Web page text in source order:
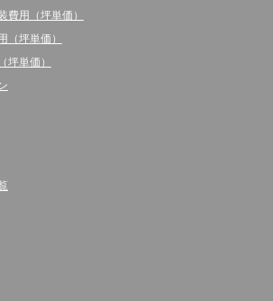
費用（坪単価）
（坪単価）
坪単価）